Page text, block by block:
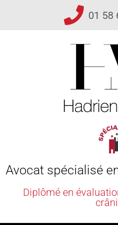
01 58
Avocat spécialisé
Diplômé en